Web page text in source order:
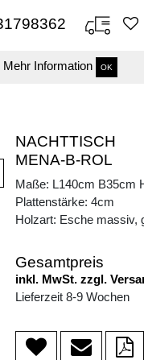
Mehr Information OK
NACHTTISCH
MENA-B-ROL
Maße: L140cm B35cm
Plattenstärke: 4cm
Holzart: Esche massiv,
Gesamtpreis
inkl. MwSt. zzgl.
Lieferzeit 8-9 Wochen